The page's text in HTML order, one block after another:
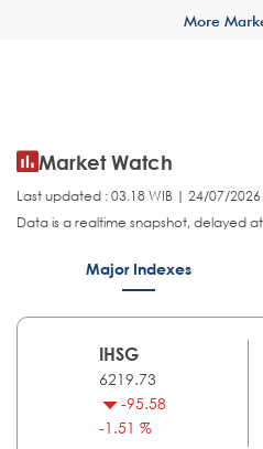
More
Market Watch
Last updated : 03.18 WIB | 24/07/2026
Data is a realtime snapshot, delayed
Major Indexes
IHSG
6219.73
-95.58
-1.51 %